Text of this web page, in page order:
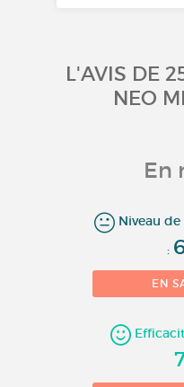
L'AVIS DE
NEO
En
Niveau
:
EN